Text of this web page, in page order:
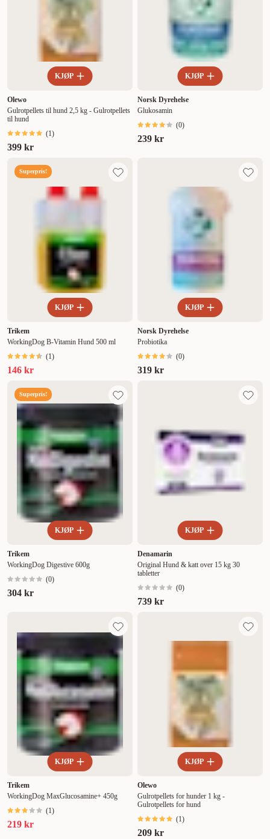
KJØP
Olewo
Gulrotpellets til hund 2,5 kg - Gulrotpellets
til hund
(1)
399 kr
KJØP
Norsk Dyrehelse
Glukosamin
(0)
239 kr
Superpris!
KJØP
Trikem
WorkingDog B-Vitamin Hund 500 ml
(1)
146 kr
KJØP
Norsk Dyrehelse
Probiotika
(0)
319 kr
Superpris!
KJØP
Trikem
WorkingDog Digestive 600g
(0)
304 kr
KJØP
Denamarin
Original Hund & katt over 15 kg 30
tabletter
(0)
739 kr
KJØP
Trikem
WorkingDog MaxGlucosamine+ 450g
(1)
219 kr
KJØP
Olewo
Gulrotpellets for hunder 1 kg -
Gulrotpellets for hund
(1)
209 kr